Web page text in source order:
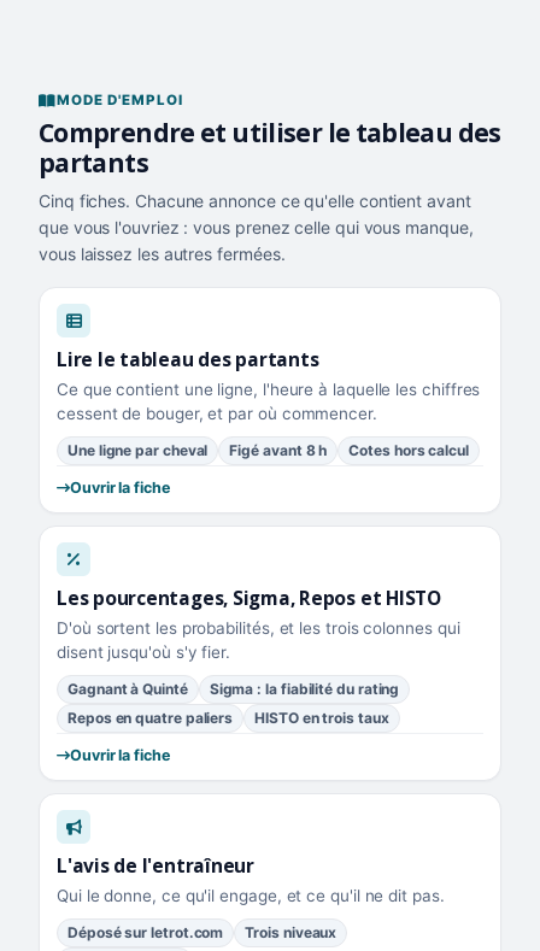
MODE D'EMPLOI
Comprendre et utiliser le tableau des
partants
Cinq fiches. Chacune annonce ce qu'elle contient avant
que vous l'ouvriez : vous prenez celle qui vous manque,
vous laissez les autres fermées.
Lire le tableau des partants
Ce que contient une ligne, l'heure à laquelle les chiffres
cessent de bouger, et par où commencer.
Une ligne par cheval Figé avant 8 h Cotes hors calcul
Ouvrir la fiche
Les pourcentages, Sigma, Repos et HISTO
D'où sortent les probabilités, et les trois colonnes qui
disent jusqu'où s'y fier.
Gagnant à Quinté
Sigma : la fiabilité du rating
Repos en quatre paliers
HISTO en trois taux
Ouvrir la fiche
L'avis de l'entraîneur
Qui le donne, ce qu'il engage, et ce qu'il ne dit pas.
Déposé sur letrot.com
Trois niveaux